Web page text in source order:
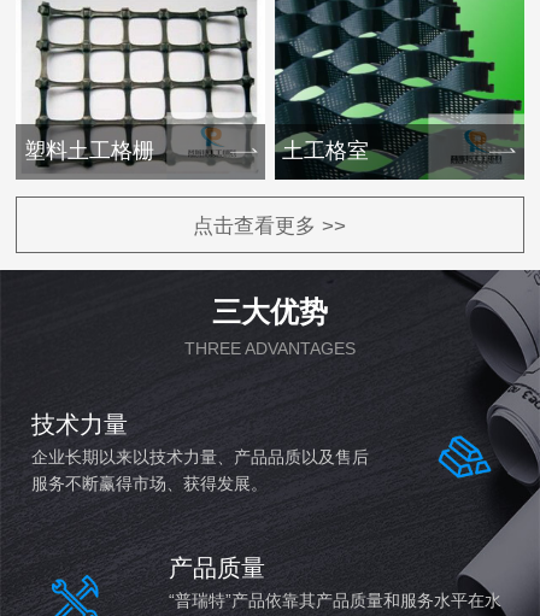
塑料土工格栅 土工格室
点击查看更多 >>
三大优势
THREE ADVANTAGES
技术力量
企业长期以来以技术力量、产品品质以及售后
服务不断赢得市场、获得发展。
产品质量
“普瑞特”产品依靠其产品质量和服务水平在水